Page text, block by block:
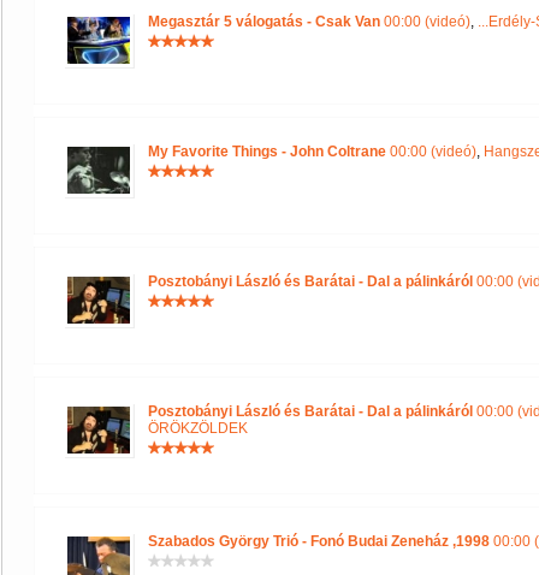
Megasztár 5 válogatás - Csak Van 00:00 (videó),
My Favorite Things - John Coltrane 00:00 (videó),
Posztobányi László és Barátai - Dal a pálinkáról 00:00
Posztobányi László és Barátai - Dal a pálinkáról 00:00
ÖRÖKZÖLDEK
Szabados György Trió - Fonó Budai Zeneház ,1998 00:00